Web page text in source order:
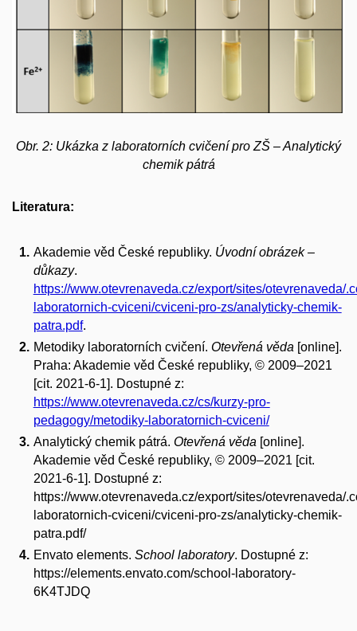
Obr. 2: Ukázka z laboratorních cvičení pro ZŠ – Analytický
chemik pátrá
Literatura:
Akademie věd České republiky. Úvodní obrázek –
důkazy.
https://www.otevrenaveda.cz/export/sites/otevrenaveda/
laboratornich-cviceni/cviceni-pro-zs/analyticky-chemik-
patra.pdf.
Metodiky laboratorních cvičení. Otevřená věda [online].
Praha: Akademie věd České republiky, © 2009–2021
[cit. 2021-6-1]. Dostupné z:
https://www.otevrenaveda.cz/cs/kurzy-pro-
pedagogy/metodiky-laboratornich-cviceni/
Analytický chemik pátrá. Otevřená věda [online].
Akademie věd České republiky, © 2009–2021 [cit.
2021-6-1]. Dostupné z:
https://www.otevrenaveda.cz/export/sites/otevrenaveda/
laboratornich-cviceni/cviceni-pro-zs/analyticky-chemik-
patra.pdf/
Envato elements. School laboratory. Dostupné z:
https://elements.envato.com/school-laboratory-
6K4TJDQ